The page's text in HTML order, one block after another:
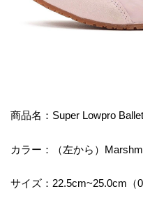
商品名：Super Lowpro
カラー：（左から）
サイズ：22.5cm~25.0cm（